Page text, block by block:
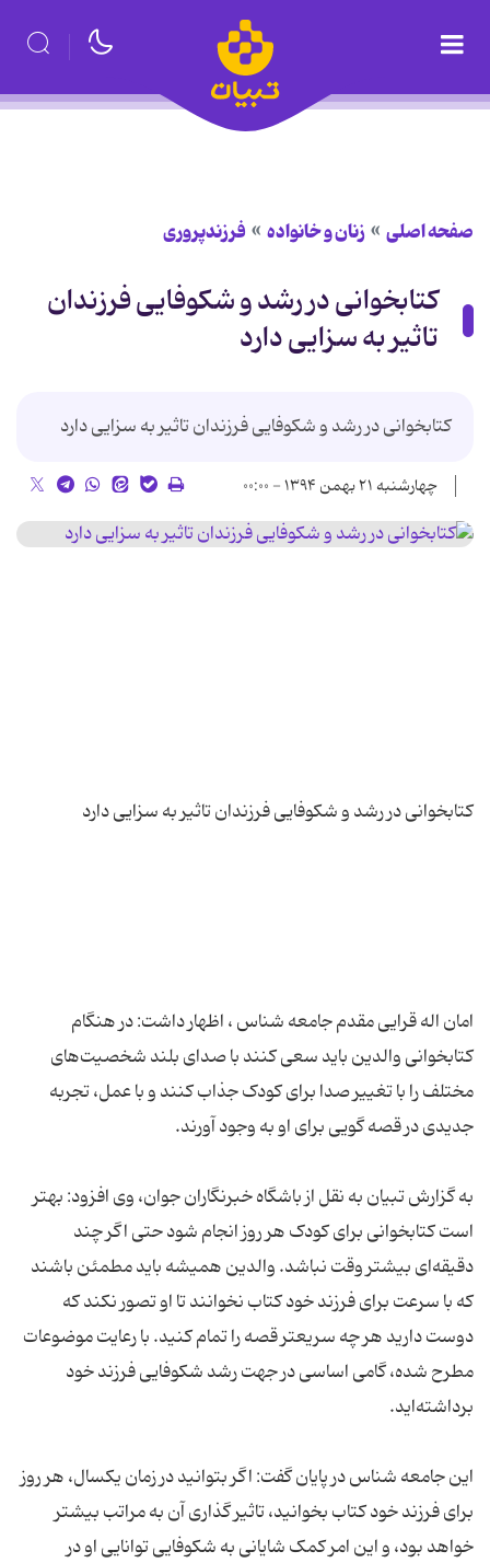
صفحه اصلی زنان و خانواده فرزندپروری
کتابخوانی در رشد و شکوفایی فرزندان
تاثیر به سزایی دارد
کتابخوانی در رشد و شکوفایی فرزندان تاثیر به سزایی دارد
چهارشنبه ۲۱ بهمن ۱۳۹۴ - ۰۰:۰۰
امان اله قرایی مقدم جامعه شناس ، اظهار داشت: در هنگام
کتابخوانی والدین باید سعی کنند با صدای بلند شخصیت‌های
مختلف را با تغییر صدا برای کودک جذاب کنند و با عمل، تجربه
به گزارش تبیان به نقل از باشگاه خبرنگاران جوان، وی افزود: بهتر
است کتابخوانی برای کودک هر روز انجام شود حتی اگر چند
دقیقه‌ای بیشتر وقت نباشد. والدین همیشه باید مطمئن باشند
که با سرعت برای فرزند خود کتاب نخوانند تا او تصور نکند که
دوست دارید هر چه سریعتر قصه را تمام کنید. با رعایت موضوعات
مطرح شده، گامی اساسی در جهت رشد شکوفایی فرزند خود
این جامعه شناس در پایان گفت: اگر بتوانید در زمان یکسال، هر روز
برای فرزند خود کتاب بخوانید، تاثیر گذاری آن به مراتب بیشتر
خواهد بود، و این امر کمک شایانی به شکوفایی توانایی او در